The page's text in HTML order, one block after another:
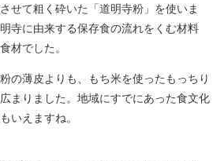
せて粗く砕いた「道明寺粉」を使いま
寺に由来する保存食の流れをくむ材料
材でした。
の薄皮よりも、もち米を使ったもっちり
まりました。地域にすでにあった食文化
いえますね。